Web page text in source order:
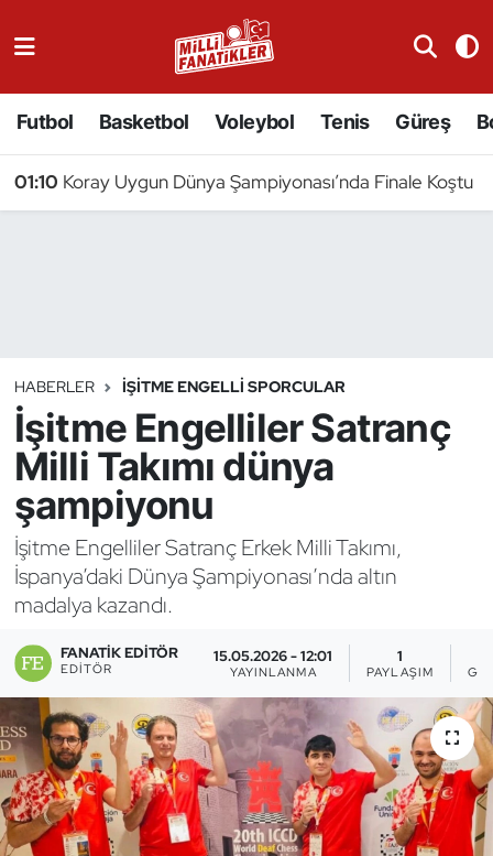
Futbol Basketbol Voleybol Tenis Güreş
01:10 Koray Uygun Dünya Şampiyonası’nda Finale Koştu
HABERLER İŞITME ENGELLI SPORCULAR
İşitme Engelliler Satranç
Milli Takımı dünya
şampiyonu
İşitme Engelliler Satranç Erkek Milli Takımı,
İspanya’daki Dünya Şampiyonası’nda altın
madalya kazandı.
FANATIK EDITÖR
EDITÖR
15.05.2026 - 12:01
YAYINLANMA
1
PAYLAŞIM
Badminton
Binicilik
Bisiklet
Bocce Bowling Dart
Boks
Briç
Buz Hokeyi
Buz Pateni
Çim Hokeyi